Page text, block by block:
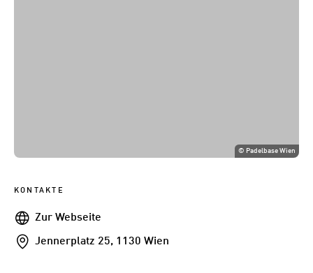
© Padelbase Wien
KONTAKTE
WebseiteZur Webseite
Addresse
Jennerplatz 25, 1130 Wien